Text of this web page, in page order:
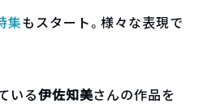
集もスタート。様々な表現で
いる伊佐知美さんの作品を